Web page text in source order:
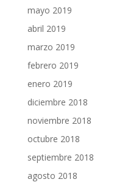
mayo 2019
abril 2019
marzo 2019
febrero 2019
enero 2019
diciembre 2018
noviembre 2018
octubre 2018
septiembre 2018
agosto 2018